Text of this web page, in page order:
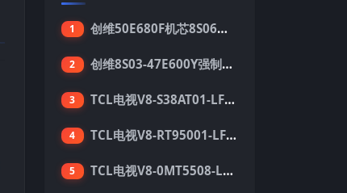
1 创维50E680F机芯8S06强制升级刷机包
2 创维8S03-47E600Y强制升级软件刷机电视固件包
3 TCL电视V8-S38AT01-LF1V123版本强刷电视固件包下载
4 TCL电视V8-RT95001-LF1V215版本强刷电视固件包下载
5 TCL电视V8-0MT5508-LF1V362版本强刷电视固件包下载